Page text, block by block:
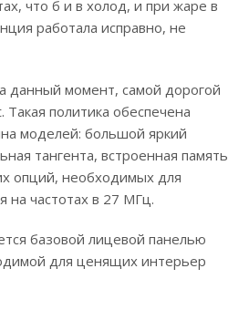
что б и в холод, и при жаре в
работала исправно, не
данный момент, самой дорогой
политика обеспечена
моделей: большой яркий
тангента, встроенная память
опций, необходимых для
частотах в 27 МГц.
базовой лицевой панелью
для ценящих интерьер